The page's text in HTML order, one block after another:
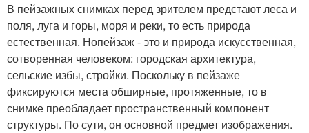
В пейзажных снимках перед зрителем предстают леса и
поля, луга и горы, моря и реки, то есть природа
естественная. Нопейзаж - это и природа искусственная,
сотворенная человеком: городская архитектура,
сельские избы, стройки. Поскольку в пейзаже
фиксируются места обширные, протяженные, то в
снимке преобладает пространственный компонент
структуры. По сути, он основной предмет изображения.